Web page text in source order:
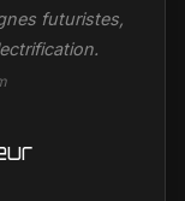
futuristes,